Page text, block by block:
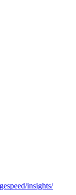
insights/